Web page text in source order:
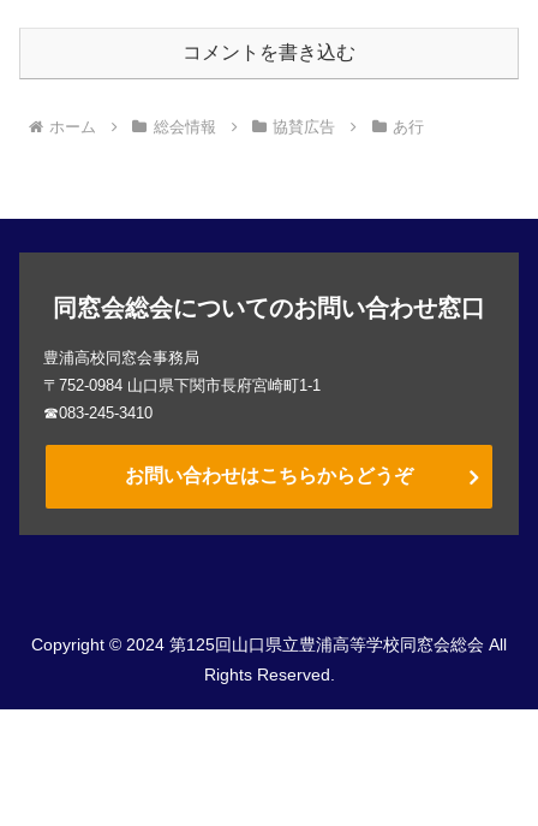
コメントを書き込む
ホーム 総会情報 協賛広告 あ行
同窓会総会についてのお問い合わせ窓口
豊浦高校同窓会事務局
〒752-0984 山口県下関市長府宮崎町1-1
☎083-245-3410
お問い合わせはこちらからどうぞ
Copyright © 2024 第125回山口県立豊浦高等学校同窓会総会 All
Rights Reserved.